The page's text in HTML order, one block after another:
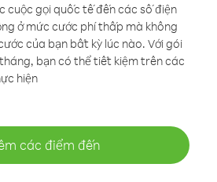
cuộc gọi quốc tế đến các số điện
ở mức cước phí thấp mà không
của bạn bất kỳ lúc nào. Với gói
bạn có thể tiết kiệm trên các
hiện
các điểm đến